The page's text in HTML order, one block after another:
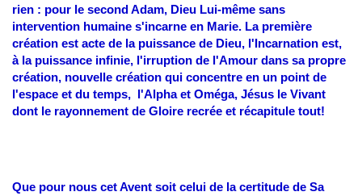
rien : pour le second Adam, Dieu Lui-même sans
intervention humaine s'incarne en Marie. La première
création est acte de la puissance de Dieu, l'Incarnation est,
à la puissance infinie, l'irruption de l'Amour dans sa propre
création, nouvelle création qui concentre en un point de
l'espace et du temps, l'Alpha et Oméga, Jésus le Vivant
dont le rayonnement de Gloire recrée et récapitule tout!
Que pour nous cet Avent soit celui de la certitude de Sa